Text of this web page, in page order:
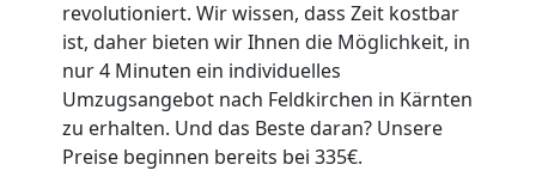
revolutioniert. Wir wissen, dass Zeit kostbar
ist, daher bieten wir Ihnen die Möglichkeit, in
nur 4 Minuten ein individuelles
Umzugsangebot nach Feldkirchen in Kärnten
zu erhalten. Und das Beste daran? Unsere
Preise beginnen bereits bei 335€.
Wiener
Neustadt